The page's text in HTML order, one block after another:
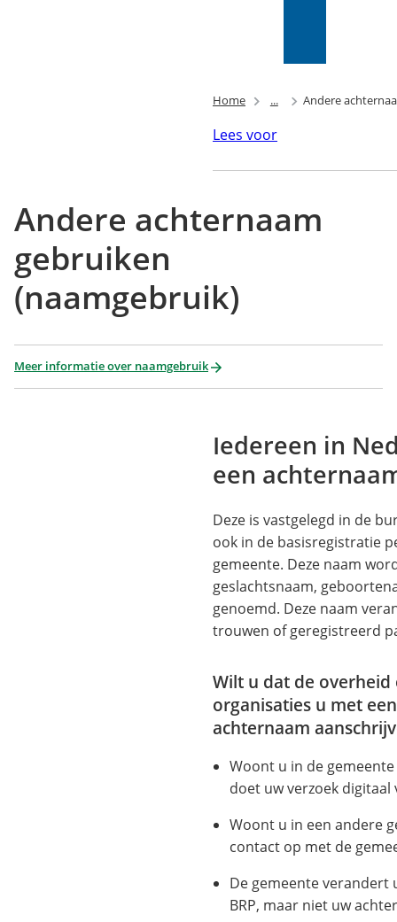
externe
Home ... Andere
Lees voor
Andere achternaam
gebruiken
(naamgebruik)
Meer informatie over naamgebruik(Verwijst
website)
Iedereen in
een
Deze is vastgelegd in de
ook in de basisregistratie
gemeente. Deze naam
geslachtsnaam,
genoemd. Deze naam
trouwen of geregistreerd
Wilt u dat de overheid
organisaties u met
achternaam
Woont u in de
doet uw verzoek digitaal
Woont u in een andere
contact op met de
De gemeente verandert
BRP, maar niet uw